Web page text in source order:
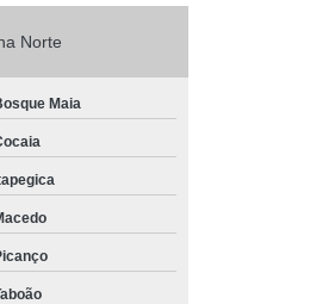
Pélvica
Norte
Maia